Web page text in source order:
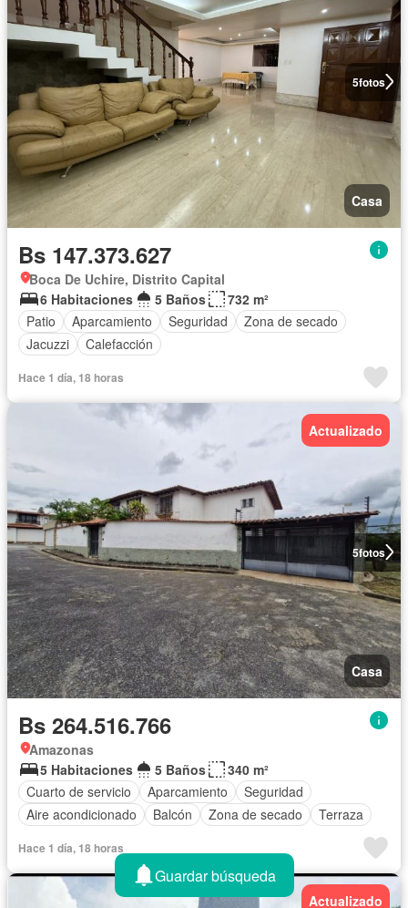
5fotos
Casa
Bs 147.373.627
Boca De Uchire, Distrito Capital
6 Habitaciones
5 Baños
732 m²
Patio
Aparcamiento Seguridad
Zona de secado
Jacuzzi
Calefacción
Hace 1 día, 18 horas
5fotos
Actualizado
Casa
Bs 264.516.766
Amazonas
5 Habitaciones
5 Baños
340 m²
Cuarto de servicio
Aparcamiento
Seguridad
Aire acondicionado
Balcón Zona de secado Terraza
Hace 1 día, 18 horas
Actualizado
Guardar búsqueda